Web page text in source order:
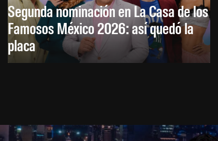
Segunda nominación en La Casa de los
Famosos México 2026: así quedó la
placa